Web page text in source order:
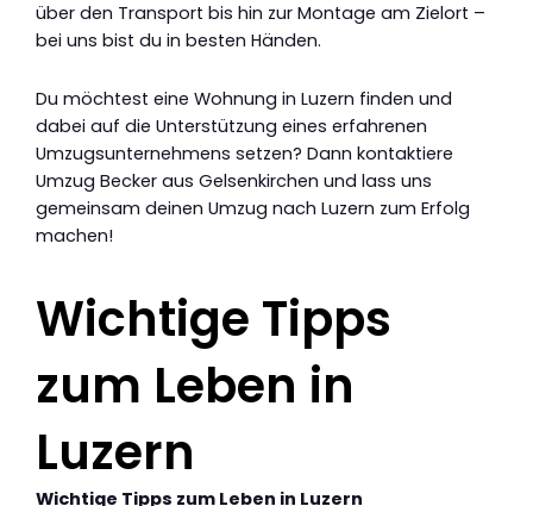
über den Transport bis hin zur Montage am Zielort –
bei uns bist du in besten Händen.
Du möchtest eine Wohnung in Luzern finden und
dabei auf die Unterstützung eines erfahrenen
Umzugsunternehmens setzen? Dann kontaktiere
Umzug Becker aus Gelsenkirchen und lass uns
gemeinsam deinen Umzug nach Luzern zum Erfolg
machen!
Wichtige Tipps
zum Leben in
Luzern
Wichtige Tipps zum Leben in Luzern